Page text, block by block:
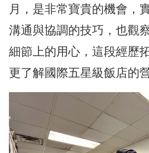
月，是非常寶貴的機會，
溝通與協調的技巧，也觀
細節上的用心，這段經歷
更了解國際五星級飯店的營